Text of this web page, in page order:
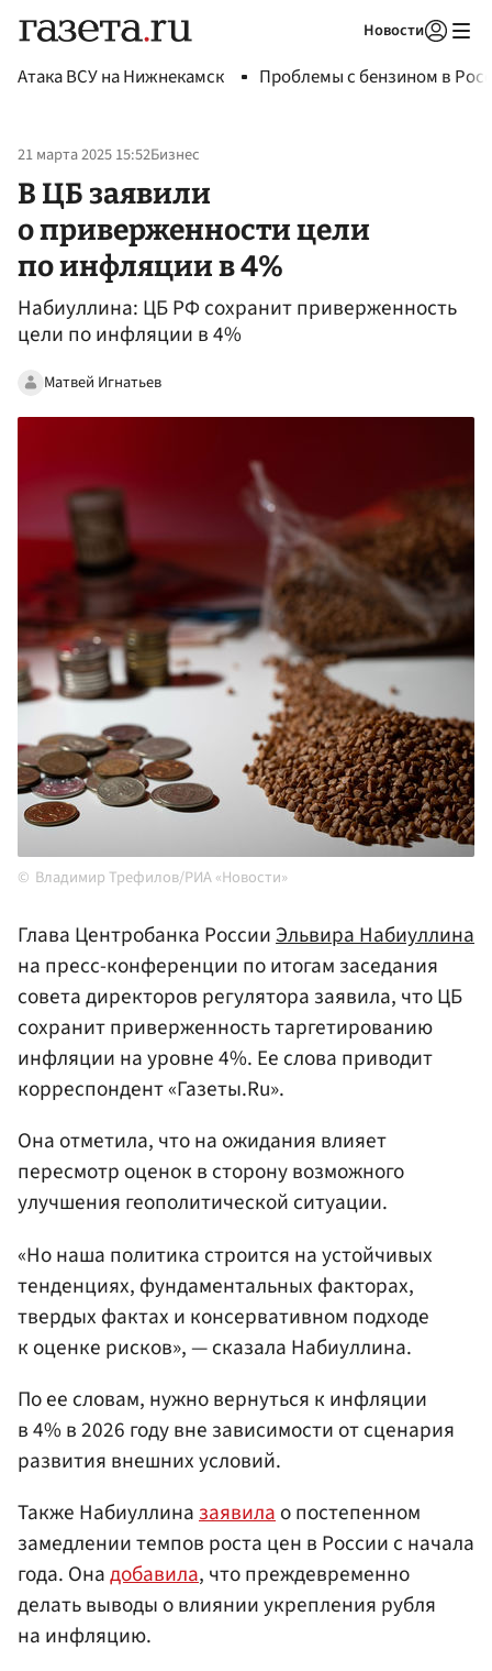
Новости
Атака ВСУ на Нижнекамск Проблемы с бензином в
21 марта 2025 15:52Бизнес
В ЦБ заявили
о приверженности цели
по инфляции в 4%
Набиуллина: ЦБ РФ сохранит приверженность
цели по инфляции в 4%
Матвей Игнатьев
Владимир Трефилов/РИА «Новости»
Глава Центробанка РоссииЭльвира Набиуллина
на пресс-конференции по итогам заседания
совета директоров регулятора заявила, что ЦБ
сохранит приверженность таргетированию
инфляции на уровне 4%. Ее слова приводит
корреспондент «Газеты.Ru».
Она отметила, что на ожидания влияет
пересмотр оценок в сторону возможного
улучшения геополитической ситуации.
«Но наша политика строится на устойчивых
тенденциях, фундаментальных факторах,
твердых фактах и консервативном подходе
к оценке рисков», — сказала Набиуллина.
По ее словам, нужно вернуться к инфляции
в 4% в 2026 году вне зависимости от сценария
развития внешних условий.
Также Набиуллиназаявилао постепенном
замедлении темпов роста цен в России с начала
года. Онадобавила, что преждевременно
делать выводы о влиянии укрепления рубля
на инфляцию.